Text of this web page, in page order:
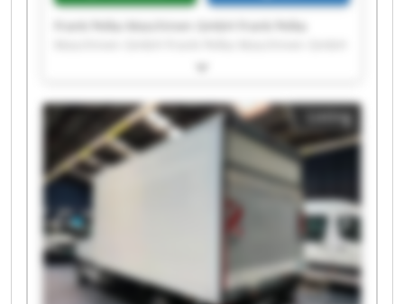
Frank Pelka Maschinen GmbH Frank Pelka
Frank Pelka Maschinen GmbH Frank Pelka
Maschinen GmbH Frank Pelka Maschinen GmbH
Frank Pelka Maschinen GmbH Frank Pelka
Maschinen GmbH Frank Pelka Maschinen GmbH
Frank Pelka Maschinen GmbH Frank Pelka
Maschinen GmbH Frank Pelka Maschinen GmbH
Frank Pelka Maschinen GmbH Frank Pelka
Maschinen GmbH Frank Pelka Maschinen GmbH
Frank Pelka Maschinen GmbH Frank Pelka
Maschinen GmbH
Listing